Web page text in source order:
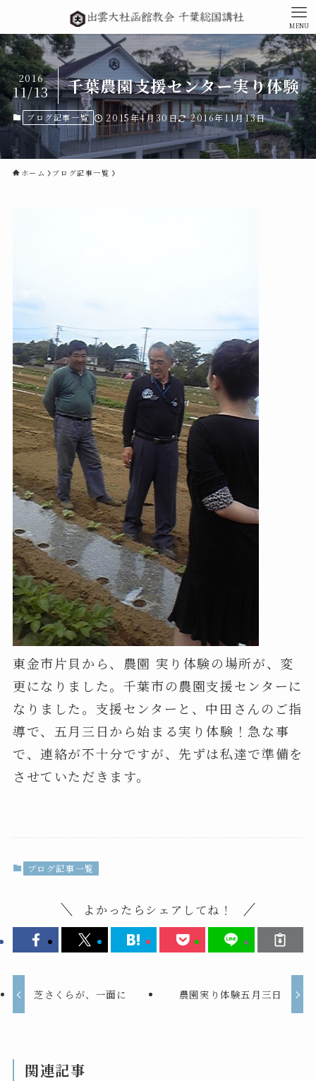
MENU
千葉農園支援センター実り体験
2016
11/13
ブログ記事一覧 2015年4月30日 2016年11月13日
ホーム ブログ記事一覧
東金市片貝から、農園 実り体験の場所が、変
更になりました。千葉市の農園支援センターに
なりました。支援センターと、中田さんのご指
導で、五月三日から始まる実り体験！急な事
で、連絡が不十分ですが、先ずは私達で準備を
させていただきます。
ブログ記事一覧
よかったらシェアしてね！
芝さくらが、一面に 農園実り体験五月三日
関連記事